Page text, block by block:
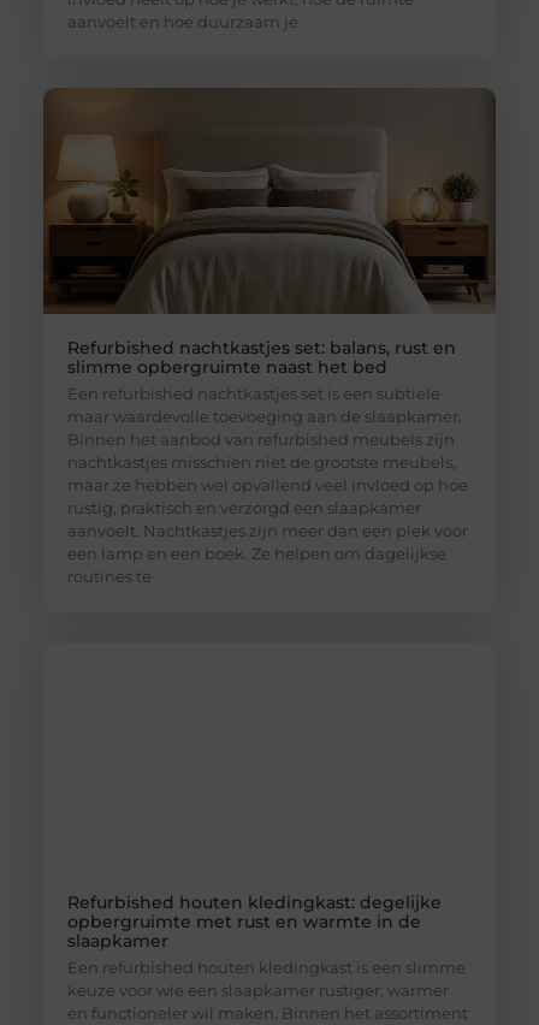
aanvoelt en hoe duurzaam je
Refurbished nachtkastjes set: balans, rust en
slimme opbergruimte naast het bed
Een refurbished nachtkastjes set is een subtiele
maar waardevolle toevoeging aan de slaapkamer.
Binnen het aanbod van refurbished meubels zijn
nachtkastjes misschien niet de grootste meubels,
maar ze hebben wel opvallend veel invloed op hoe
rustig, praktisch en verzorgd een slaapkamer
aanvoelt. Nachtkastjes zijn meer dan een plek voor
een lamp en een boek. Ze helpen om dagelijkse
routines te
Refurbished houten kledingkast: degelijke
opbergruimte met rust en warmte in de
slaapkamer
Een refurbished houten kledingkast is een slimme
keuze voor wie een slaapkamer rustiger, warmer
en functioneler wil maken. Binnen het assortiment